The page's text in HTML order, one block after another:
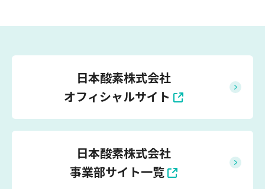
日本酸素株式会社
オフィシャルサイト
日本酸素株式会社
事業部サイト一覧